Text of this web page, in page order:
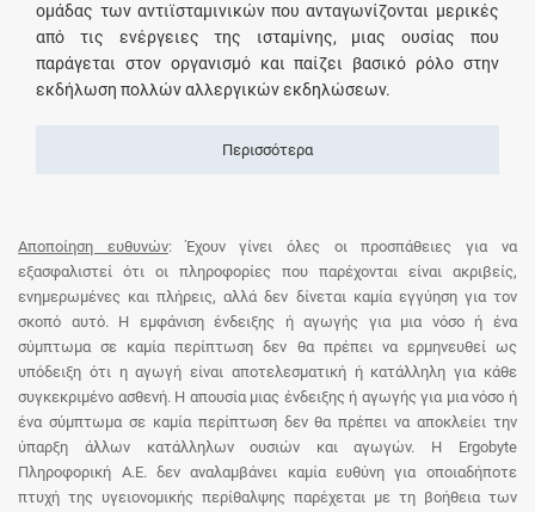
ομάδας των αντιϊσταμινικών που ανταγωνίζονται μερικές
από τις ενέργειες της ισταμίνης, μιας ουσίας που
παράγεται στον οργανισμό και παίζει βασικό ρόλο στην
εκδήλωση πολλών αλλεργικών εκδηλώσεων.
Περισσότερα
Αποποίηση ευθυνών: Έχουν γίνει όλες οι προσπάθειες για να
εξασφαλιστεί ότι οι πληροφορίες που παρέχονται είναι ακριβείς,
ενημερωμένες και πλήρεις, αλλά δεν δίνεται καμία εγγύηση για τον
σκοπό αυτό. Η εμφάνιση ένδειξης ή αγωγής για μια νόσο ή ένα
σύμπτωμα σε καμία περίπτωση δεν θα πρέπει να ερμηνευθεί ως
υπόδειξη ότι η αγωγή είναι αποτελεσματική ή κατάλληλη για κάθε
συγκεκριμένο ασθενή. Η απουσία μιας ένδειξης ή αγωγής για μια νόσο ή
ένα σύμπτωμα σε καμία περίπτωση δεν θα πρέπει να αποκλείει την
ύπαρξη άλλων κατάλληλων ουσιών και αγωγών. Η Ergobyte
Πληροφορική Α.Ε. δεν αναλαμβάνει καμία ευθύνη για οποιαδήποτε
πτυχή της υγειονομικής περίθαλψης παρέχεται με τη βοήθεια των